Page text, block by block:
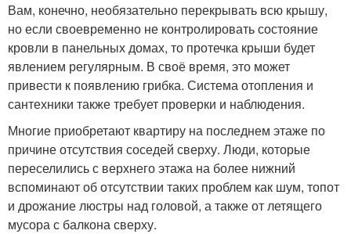
Вам, конечно, необязательно перекрывать всю крышу,
но если своевременно не контролировать состояние
кровли в панельных домах, то протечка крыши будет
явлением регулярным. В своё время, это может
привести к появлению грибка. Система отопления и
сантехники также требует проверки и наблюдения.
Многие приобретают квартиру на последнем этаже по
причине отсутствия соседей сверху. Люди, которые
переселились с верхнего этажа на более нижний
вспоминают об отсутствии таких проблем как шум, топот
и дрожание люстры над головой, а также от летящего
мусора с балкона сверху.